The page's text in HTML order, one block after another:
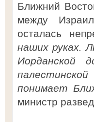
Ближний
между
осталась
наших руках.
Иорданской
понимает
министр